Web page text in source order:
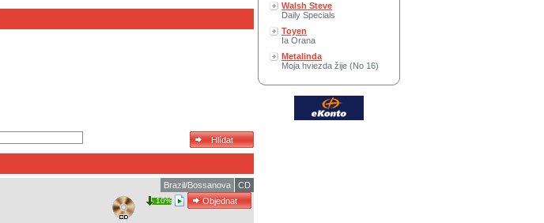
CD
Brazil/Bossanova
10%
Walsh Steve
Daily Specials
Toyen
Ia Orana
Metalinda
Moja hviezda žije (No 16)